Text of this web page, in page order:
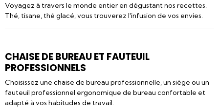
Voyagez à travers le monde entier en dégustant nos recettes.
Thé, tisane, thé glacé, vous trouverez l'infusion de vos envies.
CHAISE DE BUREAU ET FAUTEUIL
PROFESSIONNELS
Choisissez une chaise de bureau professionnelle, un siège ou un
fauteuil professionnel ergonomique de bureau confortable et
adapté à vos habitudes de travail.